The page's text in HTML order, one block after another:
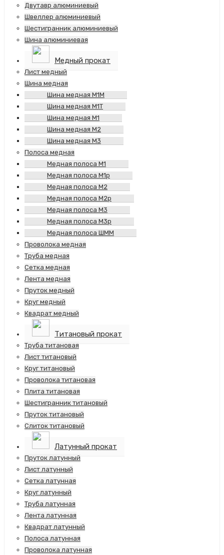
Двутавр алюминиевый
Швеллер алюминиевый
Шестигранник алюминиевый
Шина алюминиевая
Медный прокат
Лист медный
Шина медная
Шина медная М1М
Шина медная М1Т
Шина медная М1
Шина медная М2
Шина медная М3
Полоса медная
Медная полоса М1
Медная полоса М1р
Медная полоса М2
Медная полоса М2р
Медная полоса М3
Медная полоса М3р
Медная полоса ШММ
Проволока медная
Труба медная
Сетка медная
Лента медная
Пруток медный
Круг медный
Квадрат медный
Титановый прокат
Труба титановая
Лист титановый
Круг титановый
Проволока титановая
Плита титановая
Шестигранник титановый
Пруток титановый
Слиток титановый
Латунный прокат
Пруток латунный
Лист латунный
Сетка латунная
Круг латунный
Труба латунная
Лента латунная
Квадрат латунный
Полоса латунная
Проволока латунная